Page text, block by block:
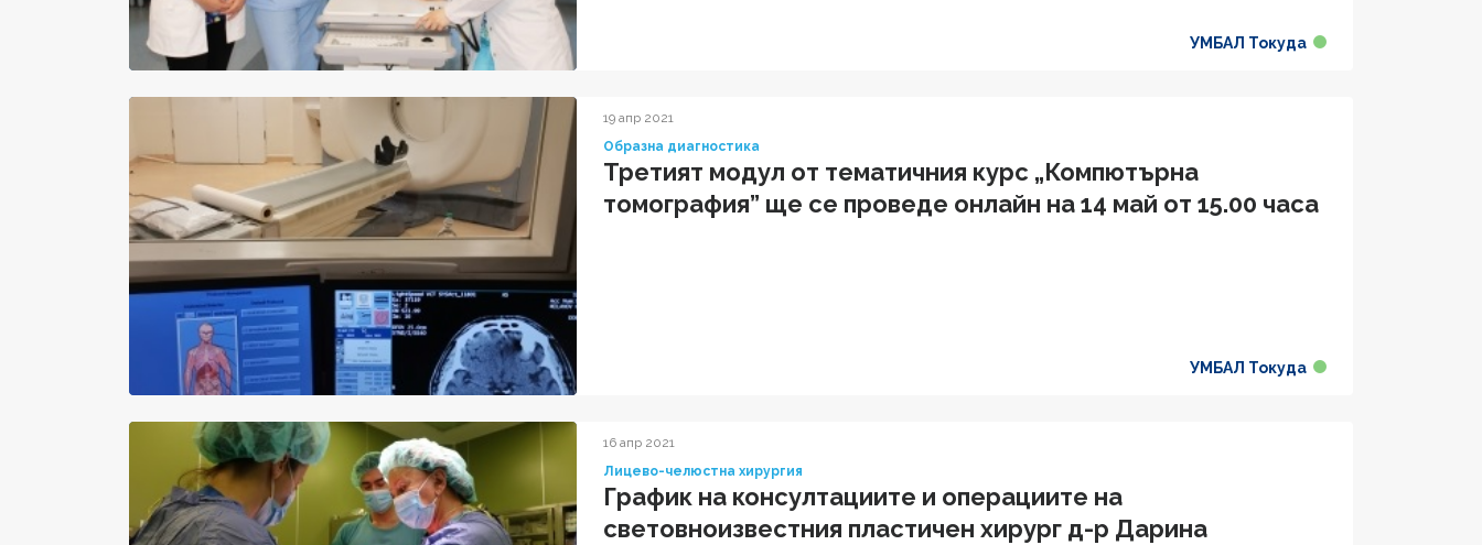
УМБАЛ Токуда
19 апр 2021
Образна диагностика
Третият модул от тематичния курс „Компютърна
томография” ще се проведе онлайн на 14 май от 15.00 часа
УМБАЛ Токуда
16 апр 2021
Лицево-челюстна хирургия
График на консултациите и операциите на
световноизвестния пластичен хирург д-р Дарина